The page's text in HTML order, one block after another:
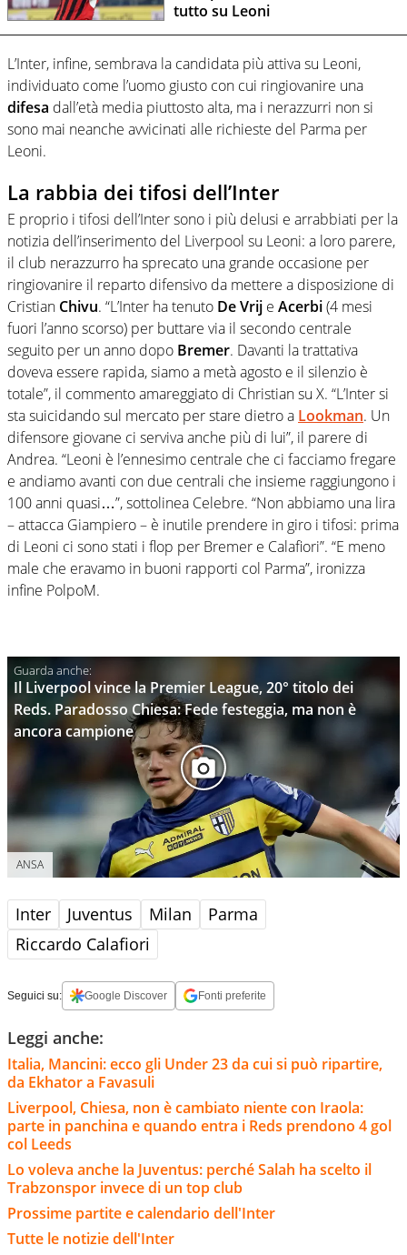
tutto su Leoni
L’Inter, infine, sembrava la candidata più attiva su Leoni,
individuato come l’uomo giusto con cui ringiovanire una
difesa dall’età media piuttosto alta, ma i nerazzurri non si
sono mai neanche avvicinati alle richieste del Parma per
Leoni.
La rabbia dei tifosi dell’Inter
E proprio i tifosi dell’Inter sono i più delusi e arrabbiati per la
notizia dell’inserimento del Liverpool su Leoni: a loro parere,
il club nerazzurro ha sprecato una grande occasione per
ringiovanire il reparto difensivo da mettere a disposizione di
Cristian Chivu. “L’Inter ha tenuto De Vrij e Acerbi(4 mesi
fuori l’anno scorso) per buttare via il secondo centrale
seguito per un anno dopo Bremer. Davanti la trattativa
doveva essere rapida, siamo a metà agosto e il silenzio è
totale”, il commento amareggiato di Christian su X. “L’Inter si
sta suicidando sul mercato per stare dietro a Lookman. Un
difensore giovane ci serviva anche più di lui”, il parere di
Andrea. “Leoni è l’ennesimo centrale che ci facciamo fregare
e andiamo avanti con due centrali che insieme raggiungono i
100 anni quasi…”, sottolinea Celebre. “Non abbiamo una lira
– attacca Giampiero – è inutile prendere in giro i tifosi: prima
di Leoni ci sono stati i flop per Bremer e Calafiori”. “E meno
male che eravamo in buoni rapporti col Parma”, ironizza
infine PolpoM.
Il Liverpool vince la Premier League, 20° titolo dei
Reds. Paradosso Chiesa: Fede festeggia, ma non è
ancora campione
ANSA
Inter Juventus Milan
Parma
Riccardo Calafiori
Seguici su: Google Discover Fonti preferite
Leggi anche:
Italia, Mancini: ecco gli Under 23 da cui si può ripartire,
da Ekhator a Favasuli
Liverpool, Chiesa, non è cambiato niente con Iraola:
parte in panchina e quando entra i Reds prendono 4 gol
col Leeds
Lo voleva anche la Juventus: perché Salah ha scelto il
Trabzonspor invece di un top club
Prossime partite e calendario dell'Inter
Tutte le notizie dell'Inter